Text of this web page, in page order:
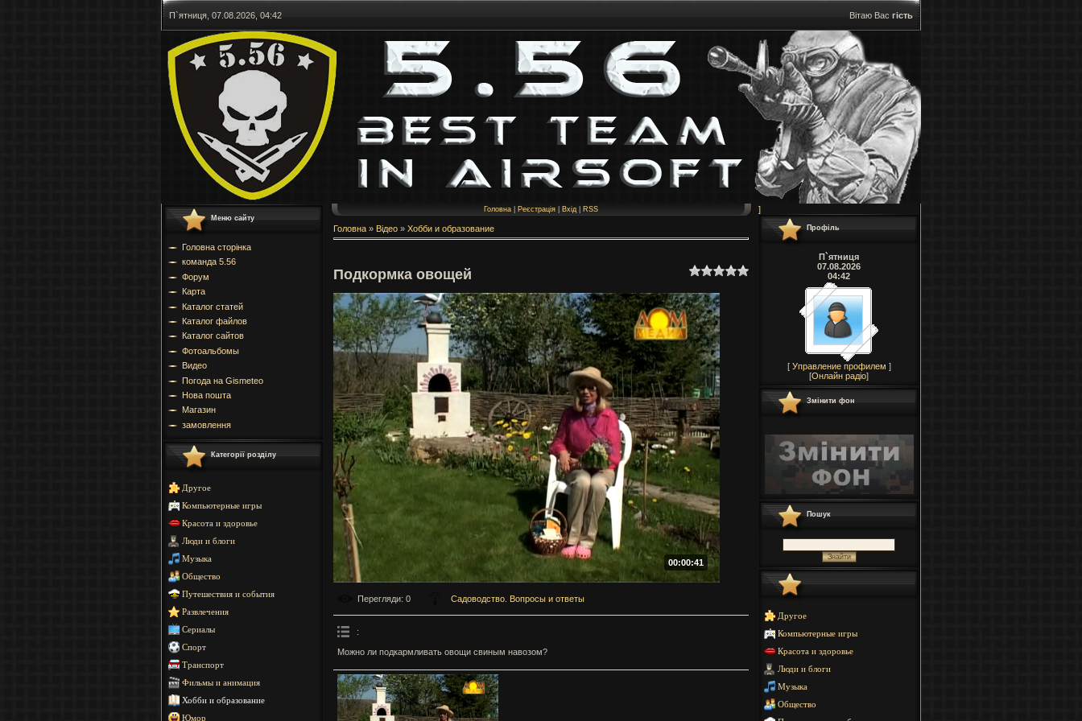
П`ятниця, 07.08.2026, 04:42 Вітаю Вас гість
Меню сайту
Головна сторінка
команда 5.56
Форум
Карта
Каталог статей
Каталог файлов
Каталог сайтов
Фотоальбомы
Видео
Погода на Gismeteo
Нова пошта
Магазин
замовлення
Категорії розділу
Другое
Компьютерные игры
Красота и здоровье
Люди и блоги
Музыка
Общество
Путешествия и события
Развлечения
Сериалы
Спорт
Транспорт
Фильмы и анимация
Хобби и образование
Юмор
Головна Реєстрація Вхід RSS
Головна » Відео » Хобби и образование
Подкормка овощей
00:00:41
Перегляди: 0 Садоводство. Вопросы и ответы
:
Можно ли подкармливать овощи свиным навозом?
]
Профіль
П`ятниця
07.08.2026
04:42
[ Управление профилем ]
[Онлайн радіо]
Змінити фон
Пошук
Другое
Компьютерные игры
Красота и здоровье
Люди и блоги
Музыка
Общество